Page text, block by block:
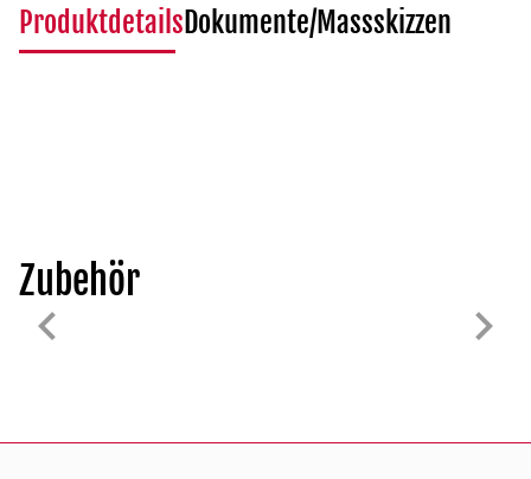
ProduktdetailsDokumente/Massskizzen
Zubehör